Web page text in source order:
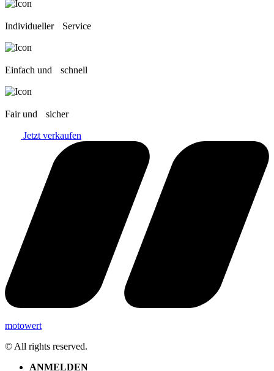
Individueller Service
Einfach und schnell
Fair und sicher
Jetzt verkaufen
motowert
© All rights reserved.
ANMELDEN